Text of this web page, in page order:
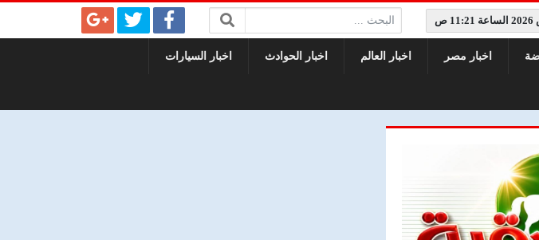
البحث:
اخبار مصر اخبار العالم اخبار الحوادث اخبار السيارات